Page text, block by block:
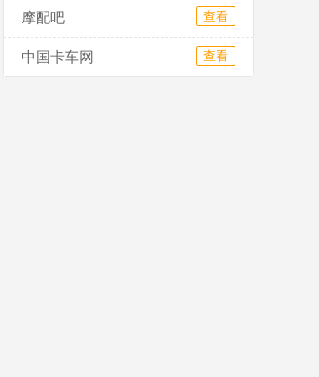
摩配吧 查看
中国卡车网 查看